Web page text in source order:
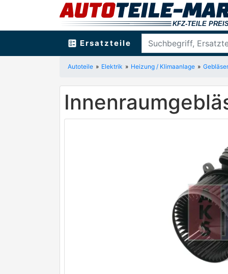
ballot Ersatzteile
Autoteile Elektrik Heizung / Klimaanlage